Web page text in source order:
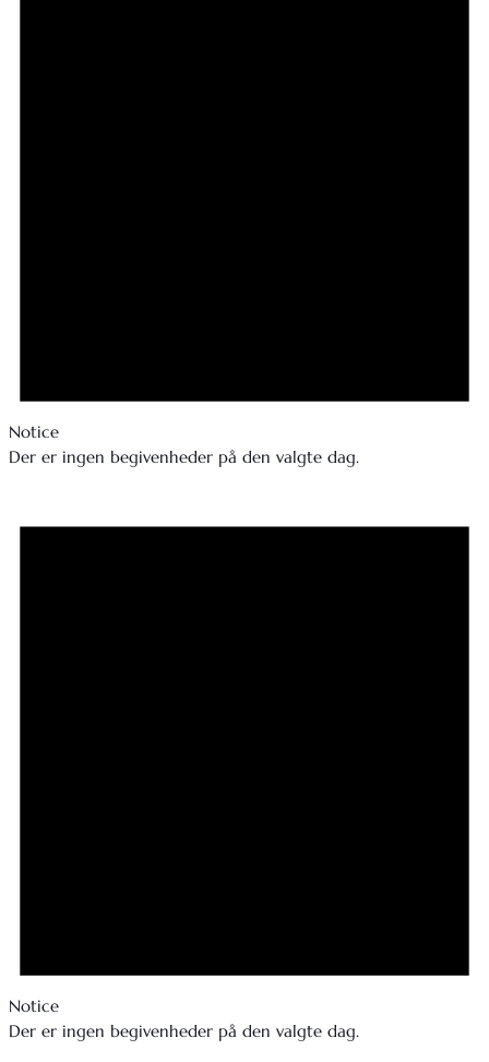
Notice
Der er ingen begivenheder på den valgte dag.
Notice
Der er ingen begivenheder på den valgte dag.